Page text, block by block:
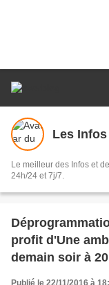
Les
Le meilleur des Infos et
24h/24 et 7j/7.
profit d'Une
demain soir à
Publié le 22/11/2016 à